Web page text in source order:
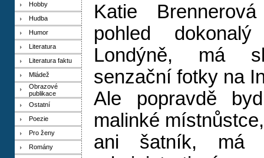
Hobby
Hudba
Humor
Literatura
Literatura faktu
Mládež
Obrazové
publikace
Ostatní
Poezie
Pro ženy
Romány
Katie
pohled
Londýně, má
senzační fotky na
Ale popravdě
malinké
ani šatník, má